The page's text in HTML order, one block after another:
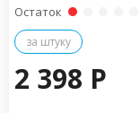
Остаток
за штуку
2 398 P